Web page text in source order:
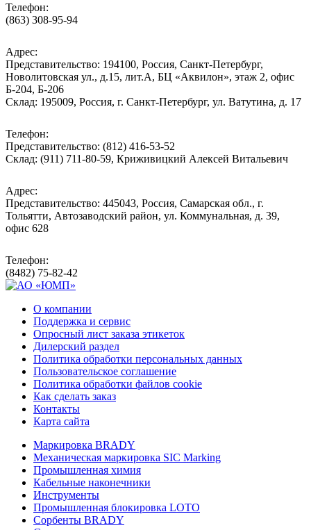
Телефон:
(863) 308-95-94
Адрес:
Представительство: 194100, Россия, Санкт-Петербург,
Новолитовская ул., д.15, лит.А, БЦ «Аквилон», этаж 2, офис
Б-204, Б-206
Склад: 195009, Россия, г. Санкт-Петербург, ул. Ватутина, д. 17
Телефон:
Представительство: (812) 416-53-52
Склад: (911) 711-80-59, Криживицкий Алексей Витальевич
Адрес:
Представительство: 445043, Россия, Самарская обл., г.
Тольятти, Автозаводский район, ул. Коммунальная, д. 39,
офис 628
Телефон:
(8482) 75-82-42
О компании
Поддержка и сервис
Опросный лист заказа этикеток
Дилерский раздел
Политика обработки персональных данных
Пользовательское соглашение
Политика обработки файлов cookie
Как сделать заказ
Контакты
Карта сайта
Маркировка BRADY
Механическая маркировка SIC Marking
Промышленная химия
Кабельные наконечники
Инструменты
Промышленная блокировка LOTO
Сорбенты BRADY